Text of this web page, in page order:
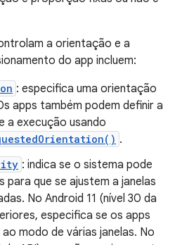
a orientação e a
do app incluem:
: especifica uma orientação
apps também podem definir a
a execução usando
.
: indica se o sistema pode
para que se ajustem a janelas
No Android 11 (nível 30 da
especifica se os apps
modo de várias janelas. No